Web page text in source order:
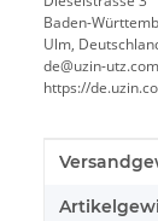
Baden-
Ulm,
de@uzin-utz.com
https://
Wert